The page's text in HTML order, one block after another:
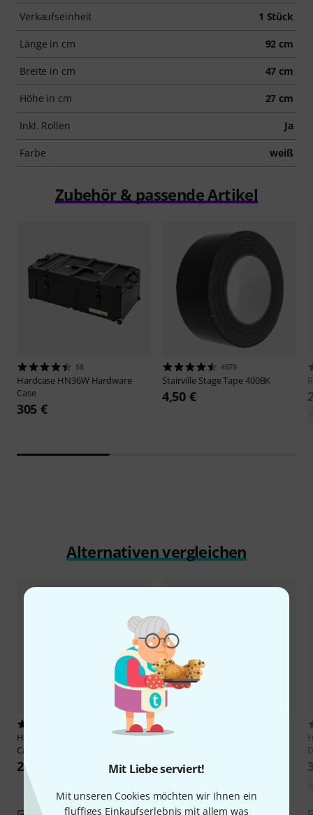
Mit Liebe serviert!
Mit unseren Cookies möchten wir Ihnen ein
fluffiges Einkaufserlebnis mit allem was
Verkaufseinheit 1 Stück
Länge in cm 92 cm
Breite in cm 47 cm
Höhe in cm 27 cm
Inkl. Rollen Ja
Farbe weiß
Zubehör & passende Artikel
58
Hardcase HN36W Hardware
Case
305 €
4578
Stairville Stage Tape 400BK
4,50 €
Alternativen vergleichen
Hardcase
HN40W Hardware
Case
289 €
Hardcase
319 €